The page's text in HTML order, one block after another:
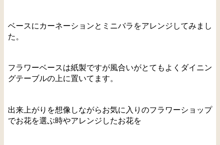
ベースにカーネーションとミニバラをアレンジしてみまし
た。
フラワーベースは紙製ですが風合いがとてもよくダイニン
グテーブルの上に置いてます。
出来上がりを想像しながらお気に入りのフラワーショップ
でお花を選ぶ時やアレンジしたお花を